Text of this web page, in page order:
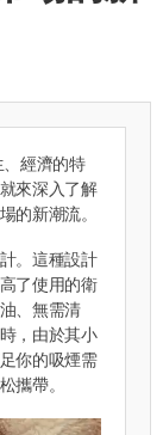
經濟的特
來深入了解
的新潮流。
。這種設計
了使用的衛
、無需清
，由於其小
你的吸煙需
攜帶。